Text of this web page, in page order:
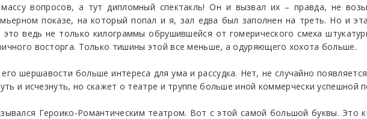
вопросов, а тут дипломный спектакль! Он и вызвал их – правда, не
показе, на который попал и я, зал едва был заполнен на треть. Но и
это ведь не только килограммы обрушившейся от гомерического смеха
восторга. Только тишины этой все меньше, а одуряющего хохота больше.
шершавости больше интереса для ума и рассудка. Нет, не случайно
и исчезнуть, но скажет о театре и труппе больше иной коммерчески успешной
Героико-Романтическим театром. Вот с этой самой большой буквы. Это